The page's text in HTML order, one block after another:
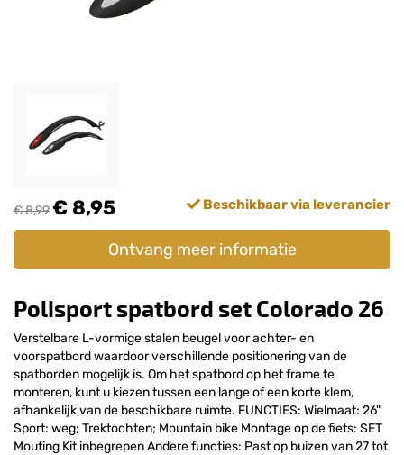
€ 8,99€ 8,95 Beschikbaar via leverancier
Ontvang meer informatie
Polisport spatbord set Colorado 26
Verstelbare L-vormige stalen beugel voor achter- en
voorspatbord waardoor verschillende positionering van de
spatborden mogelijk is. Om het spatbord op het frame te
monteren, kunt u kiezen tussen een lange of een korte klem,
afhankelijk van de beschikbare ruimte. FUNCTIES: Wielmaat: 26"
Sport: weg; Trektochten; Mountain bike Montage op de fiets: SET
Mouting Kit inbegrepen Andere functies: Past op buizen van 27 tot